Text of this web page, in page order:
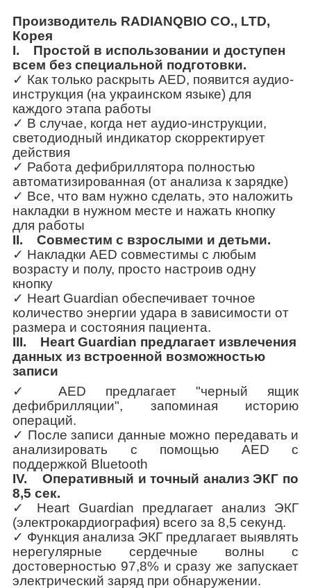
Производитель RADIANQBIO CO., LTD,
Корея
I. Простой в использовании и доступен
всем без специальной подготовки.
✓ Как только раскрыть AED, появится аудио-
инструкция (на украинском языке) для
каждого этапа работы
✓ В случае, когда нет аудио-инструкции,
светодиодный индикатор скорректирует
действия
✓ Работа дефибриллятора полностью
автоматизированная (от анализа к зарядке)
✓ Все, что вам нужно сделать, это наложить
накладки в нужном месте и нажать кнопку
для работы
II. Совместим с взрослыми и детьми.
✓ Накладки AED совместимы с любым
возрасту и полу, просто настроив одну
кнопку
✓ Heart Guardian обеспечивает точное
количество энергии удара в зависимости от
размера и состояния пациента.
III. Heart Guardian предлагает извлечения
данных из встроенной возможностью
записи
✓
AED предлагает "черный ящик
дефибрилляции", запоминая историю
операций.
✓ После записи данные можно передавать и
анализировать с помощью AED с
поддержкой Bluetooth
IV. Оперативный и точный анализ ЭКГ по
8,5 сек.
✓
Heart Guardian предлагает анализ ЭКГ
(электрокардиография) всего за 8,5 секунд.
✓ Функция анализа ЭКГ предлагает выявлять
нерегулярные сердечные волны с
достоверностью 97,8% и сразу же запускает
электрический заряд при обнаружении.